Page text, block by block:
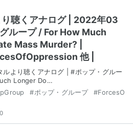
聴くアナログ | 2022年03
ループ / For How Much
Mass Murder? |
他 |
ルより聴くアナログ | #ポップ・グルー
Longer Do…
#ポップ・グループ #ForcesO